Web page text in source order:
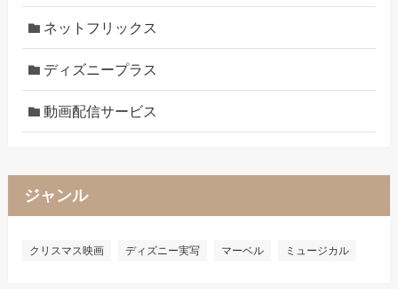
ネットフリックス
ディズニープラス
動画配信サービス
ジャンル
クリスマス映画 ディズニー実写 マーベル ミュージカル